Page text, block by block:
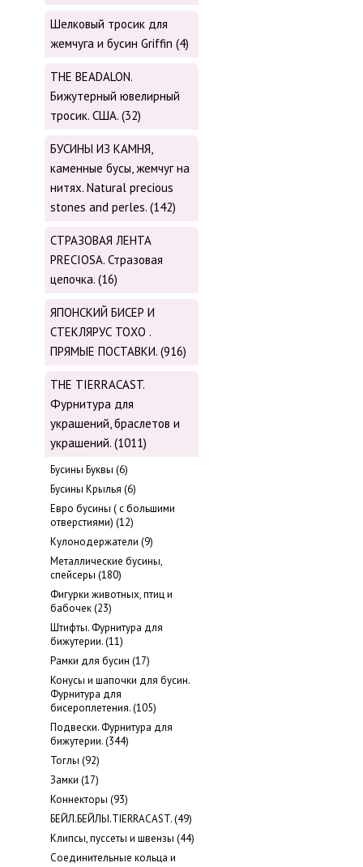
Шелковый тросик для
жемчуга и бусин Griffin (4)
THE BEADALON.
Бижутерный ювелирный
тросик. США. (32)
БУСИНЫ ИЗ КАМНЯ,
каменные бусы, жемчуг на
нитях. Natural precious
stones and perles. (142)
СТРАЗОВАЯ ЛЕНТА
PRECIOSA. Стразовая
цепочка. (16)
ЯПОНСКИЙ БИСЕР И
СТЕКЛЯРУС TOХО .
ПРЯМЫЕ ПОСТАВКИ. (916)
THE TIERRACAST.
Фурнитура для
украшений, браслетов и
украшений. (1011)
Бусины Буквы (6)
Бусины Крылья (6)
Евро бусины ( с большими
отверстиями) (12)
Кулонодержатели (9)
Металлические бусины,
cпейсеры (180)
Фигурки животных, птиц и
бабочек (23)
Штифты. Фурнитура для
бижутерии. (11)
Рамки для бусин (17)
Конусы и шапочки для бусин.
Фурнитура для
бисероплетения. (105)
Подвески. Фурнитура для
бижутерии. (344)
Тоглы (92)
Замки (17)
Коннекторы (93)
БЕЙЛ.БЕЙЛЫ.TIERRACAST. (49)
Клипсы, пуссеты и швензы (44)
Соединительные кольца и